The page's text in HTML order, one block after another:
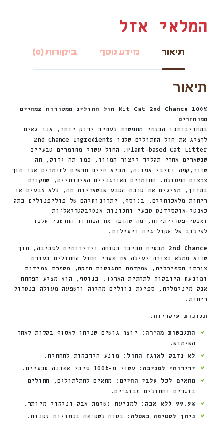
המלאי אזל
תיאור מידע נוסף ביקורות (0)
תיאור
Kit Cat 2nd Chance 100% חול חתולים ממקורות צמחיים
ממוחזרים
במחויבותנו הבלתי מתפשרת לעתיד ירוק יותר, אנו גאים
להציג את חול החתולים שלנו 2nd Chance Ingredients
Plant-based Cat Litter. החול עשוי מחומרים טבעיים
שנשארים אחרי תהליך ייצור המזון, כמו תה ירוק, תה
שחור,קפה וסיבי אפונה, מביא חיים חדשים לחומרים אלו תוך
צמצום הפסולת. החומרים האורגניים האיכותיים, שמקורם
במזון, מציגים את טובת הטבע שבשאריות תה, ללא צבעים או
ריחות מלאכותיים. בנוסף, יתרונותיהם של פוליפנולים בתה
כאנטי-אוקסידנט טבעי ותכונות אנטיבקטריאליות
ואנטי-פטרייתיות, מה שהופך את הפתרון החדשני שלנו
לשילוב של אקולוגיה ויעילות.
2nd Chance מבטיח סביבה בטוחה וידידותית לסביבה, תוך
שהוא ממלא בצורה יעילה את פערי החול החתולים בעזרת
צורתו הספירלית, שמקדמת התגבשות חזקה, משפרת עמידות
ומונעת הידבקות לתחתית הארגז. בנוסף, הוא מציע הפחתת
אבק מינימלית, ספיגת נוזלים מהירה והשפעה מעולה בנטרול
ריחות.
תכונות עיקריות:
התגבשות מהירה : יוצר גושים שניתן לאסוף בקלות לאחר
השימוש.
לא נדבק לארגז החול : מונע הידבקות לתחתית.
ידידותי לסביבה : עשוי מ-100% סיבי אפונה טבעיים.
מתאים לכל שלבי החיים : מתאים לחתלתולים, חתולים
בוגרים וחתולים מבוגרים.
99.9% ללא אבק
: למניעת נשימת אבק וניקוי מיותר.
ניתן לשטיפה באסלה : בטוח לשטיפה בכמויות קטנות.